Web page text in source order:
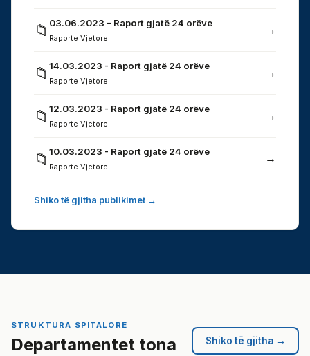
📁 03.06.2023 – Raport gjatë 24 orëve
Raporte Vjetore
→
📁 14.03.2023 - Raport gjatë 24 orëve
Raporte Vjetore
→
📁 12.03.2023 - Raport gjatë 24 orëve
Raporte Vjetore
→
📁 10.03.2023 - Raport gjatë 24 orëve
Raporte Vjetore
→
Shiko të gjitha publikimet →
STRUKTURA SPITALORE
Departamentet tona Shiko të gjitha →